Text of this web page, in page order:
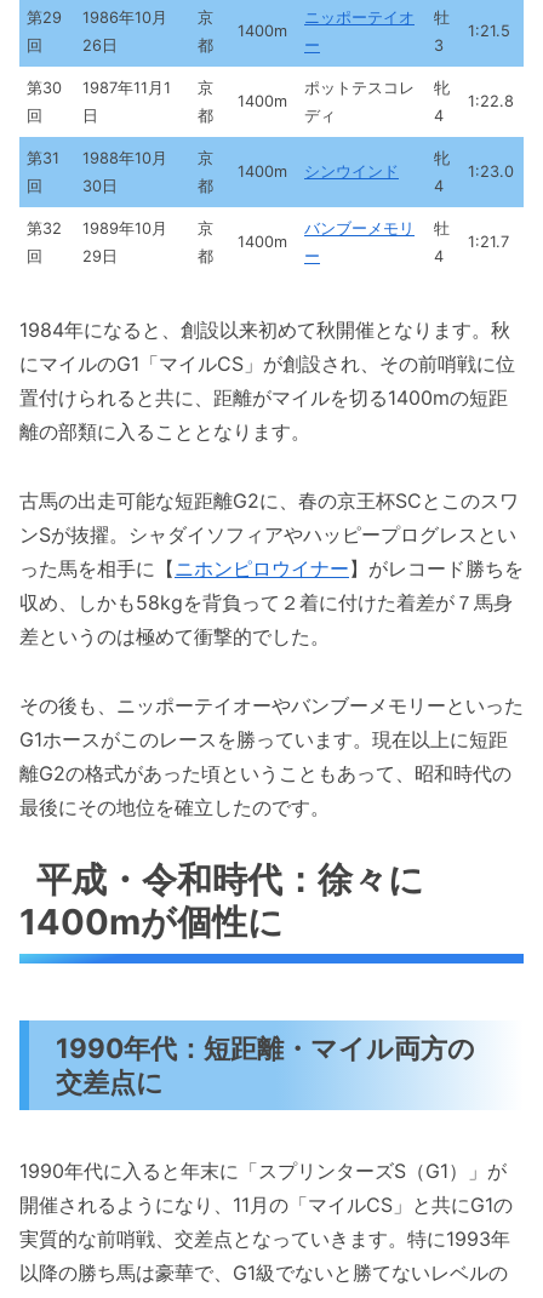
第29
回
1986年10月
26日
京
都
1400m
ニッポーテイオ
ー
牡
3
1:21.5
第30
回
1987年11月1
日
京
都
1400m
ポットテスコレ
ディ
牝
4
1:22.8
第31
回
1988年10月
30日
京
都
1400m シンウインド
牝
4
1:23.0
第32
回
1989年10月
29日
京
都
1400m
バンブーメモリ
ー
牡
4
1:21.7
1984年になると、創設以来初めて秋開催となります。秋
にマイルのG1「マイルCS」が創設され、その前哨戦に位
置付けられると共に、距離がマイルを切る1400mの短距
離の部類に入ることとなります。
古馬の出走可能な短距離G2に、春の京王杯SCとこのスワ
ンSが抜擢。シャダイソフィアやハッピープログレスとい
った馬を相手に【ニホンピロウイナー】がレコード勝ちを
収め、しかも58kgを背負って２着に付けた着差が７馬身
差というのは極めて衝撃的でした。
その後も、ニッポーテイオーやバンブーメモリーといった
G1ホースがこのレースを勝っています。現在以上に短距
離G2の格式があった頃ということもあって、昭和時代の
最後にその地位を確立したのです。
平成・令和時代：徐々に
1400mが個性に
1990年代：短距離・マイル両方の
交差点に
1990年代に入ると年末に「スプリンターズS（G1）」が
開催されるようになり、11月の「マイルCS」と共にG1の
実質的な前哨戦、交差点となっていきます。特に1993年
以降の勝ち馬は豪華で、G1級でないと勝てないレベルの